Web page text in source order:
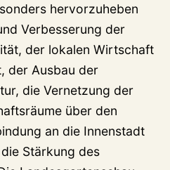
hervorzuheben
Verbesserung der
der lokalen Wirtschaft
der Ausbau der
die Vernetzung der
über den
an die Innenstadt
Stärkung des